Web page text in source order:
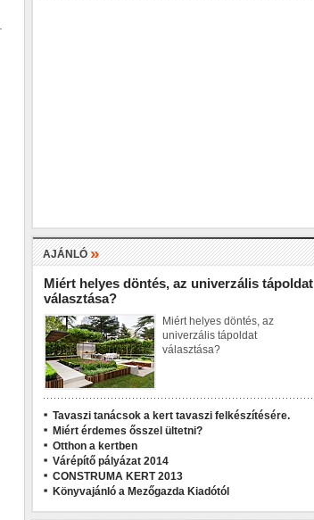
AJÁNLÓ»
Miért helyes döntés, az univerzális tápoldat
választása?
Miért helyes döntés, az
univerzális tápoldat
választása?
Tavaszi tanácsok a kert tavaszi felkészítésére.
Miért érdemes ősszel ültetni?
Otthon a kertben
Várépítő pályázat 2014
CONSTRUMA KERT 2013
Könyvajánló a Mezőgazda Kiadótól